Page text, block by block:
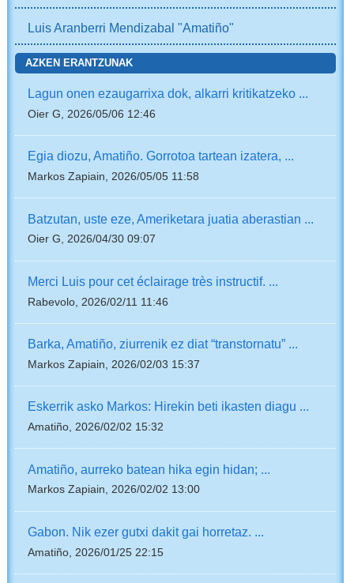
Luis Aranberri Mendizabal "Amatiño"
AZKEN ERANTZUNAK
Lagun onen ezaugarrixa dok, alkarri kritikatzeko ...
Oier G, 2026/05/06 12:46
Egia diozu, Amatiño. Gorrotoa tartean izatera, ...
Markos Zapiain, 2026/05/05 11:58
Batzutan, uste eze, Ameriketara juatia aberastian ...
Oier G, 2026/04/30 09:07
Merci Luis pour cet éclairage très instructif. ...
Rabevolo, 2026/02/11 11:46
Barka, Amatiño, ziurrenik ez diat “transtornatu” ...
Markos Zapiain, 2026/02/03 15:37
Eskerrik asko Markos: Hirekin beti ikasten diagu ...
Amatiño, 2026/02/02 15:32
Amatiño, aurreko batean hika egin hidan; ...
Markos Zapiain, 2026/02/02 13:00
Gabon. Nik ezer gutxi dakit gai horretaz. ...
Amatiño, 2026/01/25 22:15